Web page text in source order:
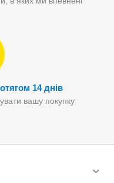
14 днів
вашу покупку